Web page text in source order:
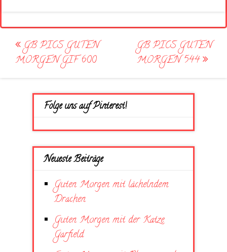
Post
navigation
GB PICS GUTEN
MORGEN GIF 600
GB PICS GUTEN
MORGEN 544
Folge uns auf Pinterest!
Neueste Beiträge
Guten Morgen mit lächelndem
Drachen
Guten Morgen mit der Katze
Garfield